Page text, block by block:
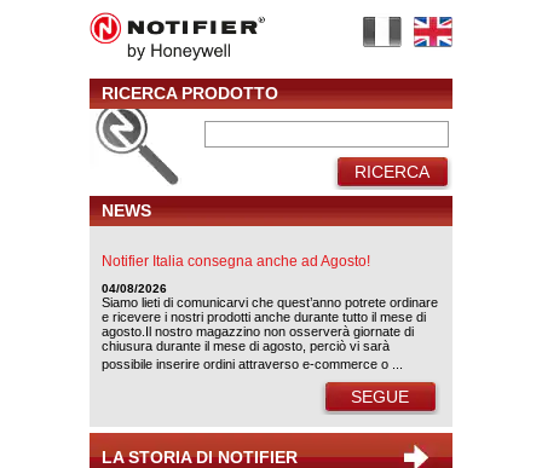
RICERCA PRODOTTO
RICERCA
NEWS
Notifier Italia consegna anche ad Agosto!
04/08/2026
Siamo lieti di comunicarvi che quest’anno potrete ordinare
e ricevere i nostri prodotti anche durante tutto il mese di
agosto.Il nostro magazzino non osserverà giornate di
chiusura durante il mese di agosto, perciò vi sarà
possibile inserire ordini attraverso e-commerce o ...
SEGUE
LA STORIA DI NOTIFIER